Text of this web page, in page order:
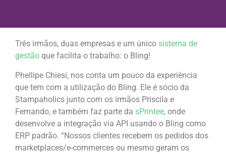
Três irmãos, duas empresas e um único sistema de
gestão que facilita o trabalho: o Bling!
Phellipe Chiesi, nos conta um pouco da experiência
que tem com a utilização do Bling. Ele é sócio da
Stampaholics junto com os irmãos Priscila e
Fernando, e também faz parte da sPrintee, onde
desenvolve a integração via API usando o Bling como
ERP padrão. “Nossos clientes recebem os pedidos dos
marketplaces/e-commerces ou mesmo geram os